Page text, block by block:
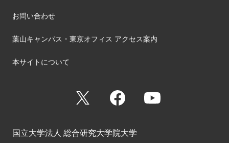
お問い合わせ
葉山キャンパス・東京オフィス アクセス案内
本サイトについて
Facebook
国立大学法人 総合研究大学院大学